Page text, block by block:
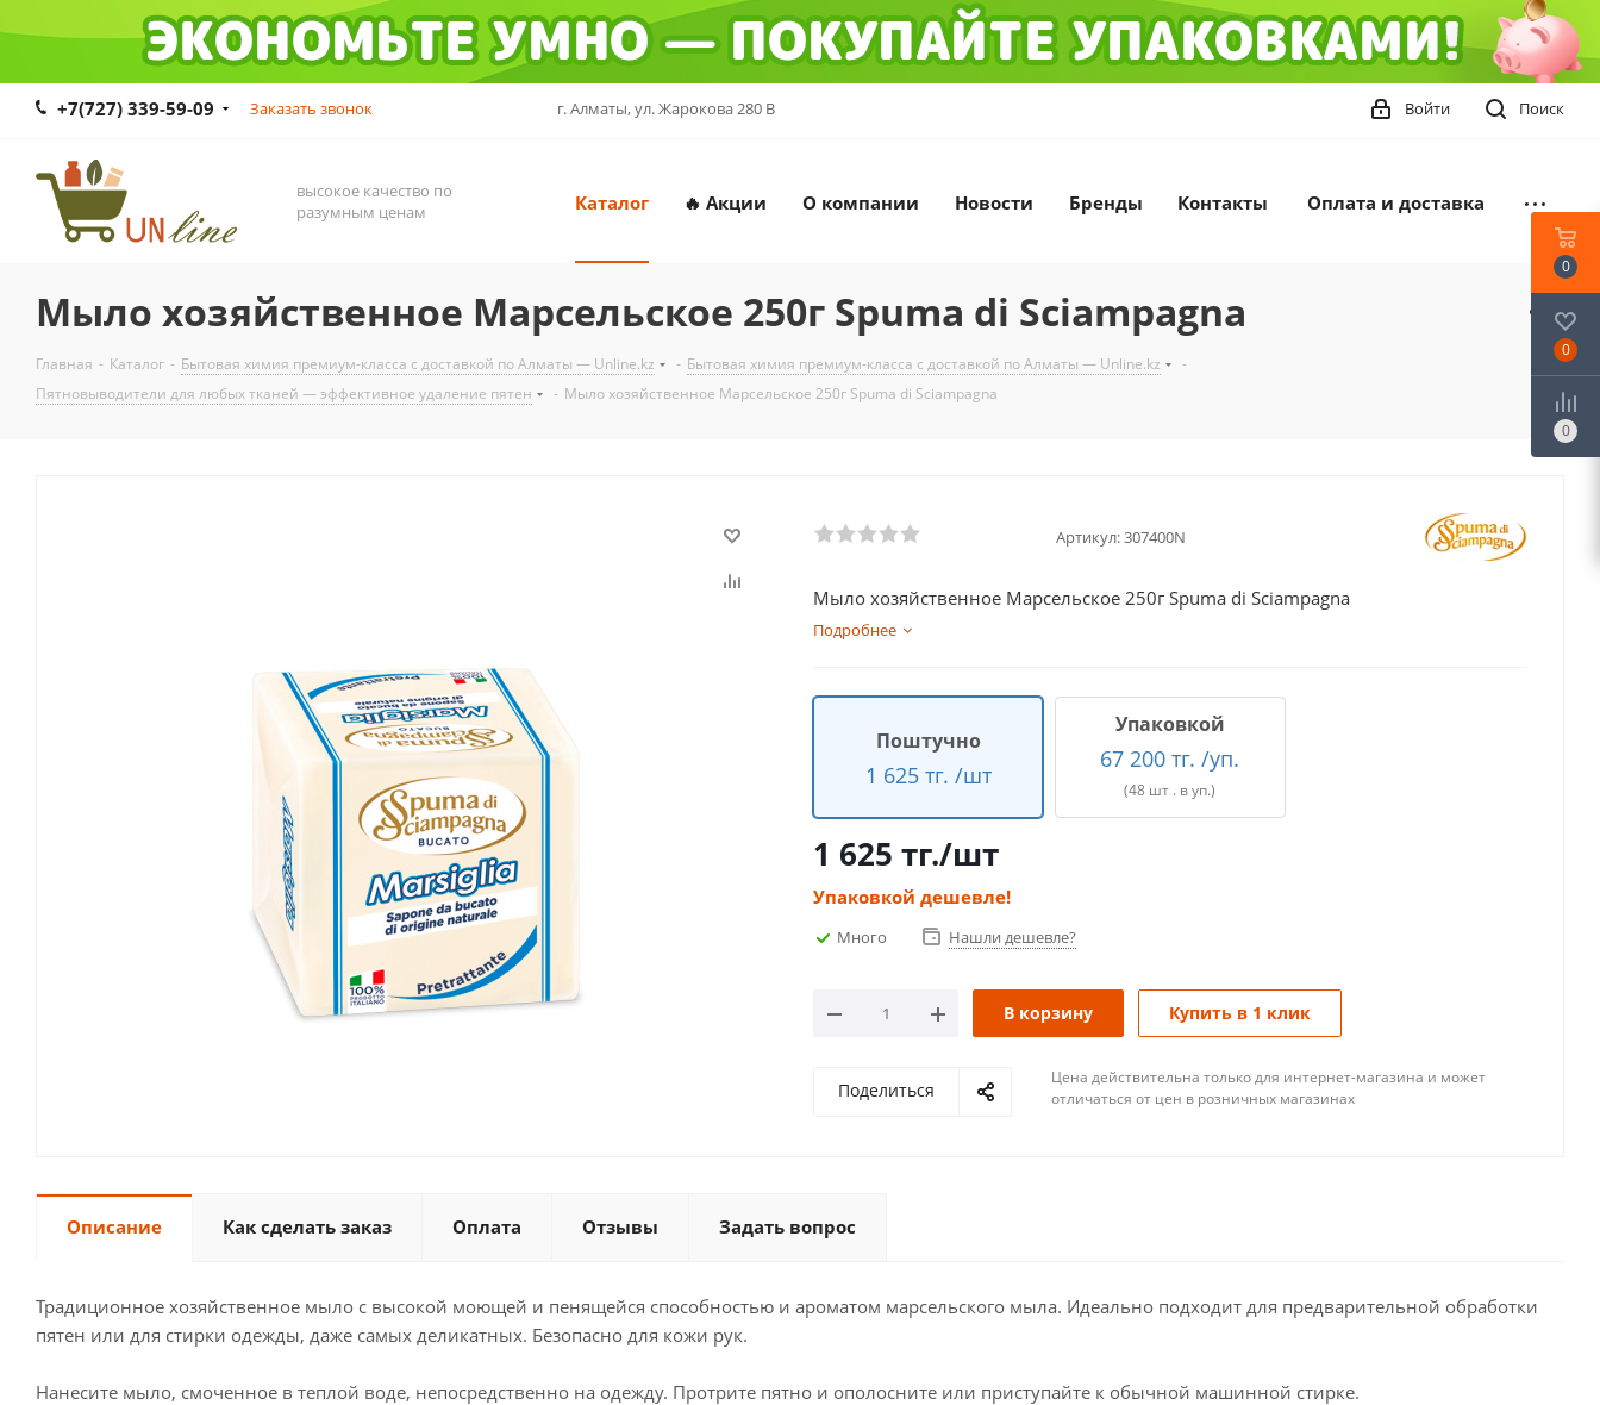
+7(727) 339-59-09 Заказать звонок г. Алматы, ул. Жарокова 280 В Поиск
Войти
высокое качество по
разумным ценам
Каталог 🔥 Акции О компании Новости Бренды Контакты Оплата и доставка
Мыло хозяйственное Марсельское 250г Spuma di Sciampagna
Главная - Каталог - Бытовая химия премиум-класса с доставкой по Алматы — Unline.kz - Бытовая химия премиум-класса с доставкой по Алматы — Unline.kz
-
Пятновыводители для любых тканей — эффективное удаление пятен
- Мыло хозяйственное Марсельское 250г Spuma di Sciampagna
Артикул:307400N
Мыло хозяйственное Марсельское 250г Spuma di Sciampagna
Подробнее
Поштучно
1 625 тг. /шт
Упаковкой
67 200 тг. /уп.
(48 шт . в уп.)
1 625 тг./шт
Упаковкой дешевле!
Много Нашли дешевле?
В корзину Купить в 1 клик
Поделиться
Цена действительна только для интернет-магазина и может
отличаться от цен в розничных магазинах
Описание Как сделать заказ Оплата Отзывы Задать вопрос
Традиционное хозяйственное мыло с высокой моющей и пенящейся способностью и ароматом марсельского мыла. Идеально подходит для предварительной обработки
пятен или для стирки одежды, даже самых деликатных. Безопасно для кожи рук.
Нанесите мыло, смоченное в теплой воде, непосредственно на одежду. Протрите пятно и ополосните или приступайте к обычной машинной стирке.
0
0
0